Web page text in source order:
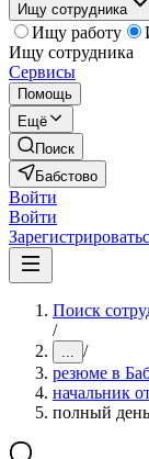
Ищу сотрудника
Ищу работу
Ищу сотрудника
Сервисы
Помощь
Ещё
Поиск
Бабстово
Войти
Войти
Поиск
/
... /
резюме в
начальник
полный день